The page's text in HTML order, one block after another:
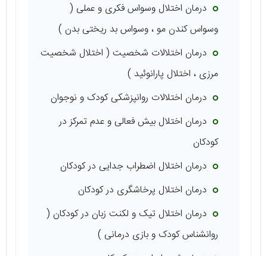
درمان اختلال وسواس فکری و عملی (
وسواس کندن مو ، وسواس بد ریختی بدن )
درمان اختلالات شخصیت ( اختلال شخصیت
مرزی ، اختلال پارانوئید )
درمان اختلالات روانپزشکی کودک و نوجوان
درمان اختلال بیش فعالی و عدم تمرکز در
کودکان
درمان اختلال اضطراب جدایی در کودکان
درمان اختلال پرخاشگری در کودکان
درمان اختلال تیک و لکنت زبان در کودکان (
روانشناس کودک و بازی درمانی )